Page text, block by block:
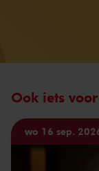
Ook iets
wo 16 sep.